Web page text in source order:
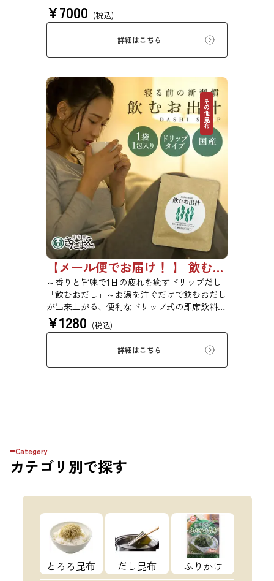
¥7000 (税込)
詳細はこちら
その他昆布
【メール便でお届け！ 】 飲むお出汁 3袋セット 10袋セット
～香りと旨味で1日の疲れを癒すドリップだし
「飲むおだし」～お湯を注ぐだけで飲むおだし
が出来上がる、便利なドリップ式の即席飲料で
す。温かいおだしの香りと旨味で、心と体がほ
っこりします。疲れた日の夜に、1杯おだしを
飲んで、癒しの時間をお過ごしください。
¥1280 (税込)
詳細はこちら
Category
カテゴリ 別で探す
とろろ昆布 だし昆布 ふりかけ